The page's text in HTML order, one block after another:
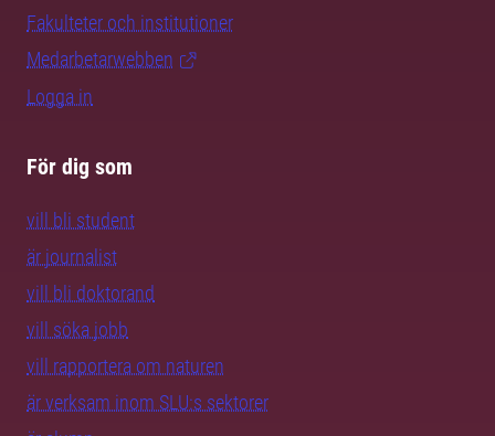
Fakulteter och institutioner
Medarbetarwebben
Logga in
För dig som
vill bli student
är journalist
vill bli doktorand
vill söka jobb
vill rapportera om naturen
är verksam inom SLU:s sektorer